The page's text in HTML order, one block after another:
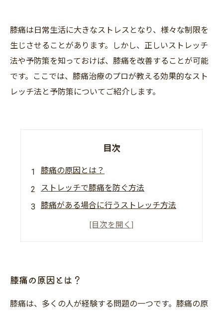
膝痛は日常生活に大きなストレスとなり、様々な制限を
生じさせることがあります。しかし、正しいストレッチ
法や予防策を知っておけば、膝痛を改善することが可能
です。ここでは、膝痛治療のプロが教える効果的なスト
レッチ法と予防策についてご紹介します。
目次
膝痛の原因とは？
ストレッチで膝痛を防ぐ方法
膝痛がある場合に行うストレッチ方法
日常生活で気をつけるべき予防策とは？
膝痛の原因とは？
膝痛は、多くの人が経験する問題の一つです。膝痛の原